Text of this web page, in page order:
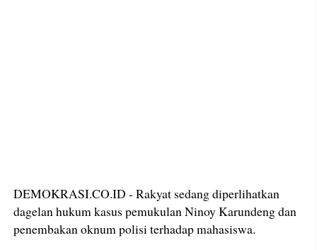
DEMOKRASI.CO.ID - Rakyat sedang diperlihatkan
dagelan hukum kasus pemukulan Ninoy Karundeng dan
penembakan oknum polisi terhadap mahasiswa.